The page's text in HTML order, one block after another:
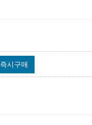
즉시구매